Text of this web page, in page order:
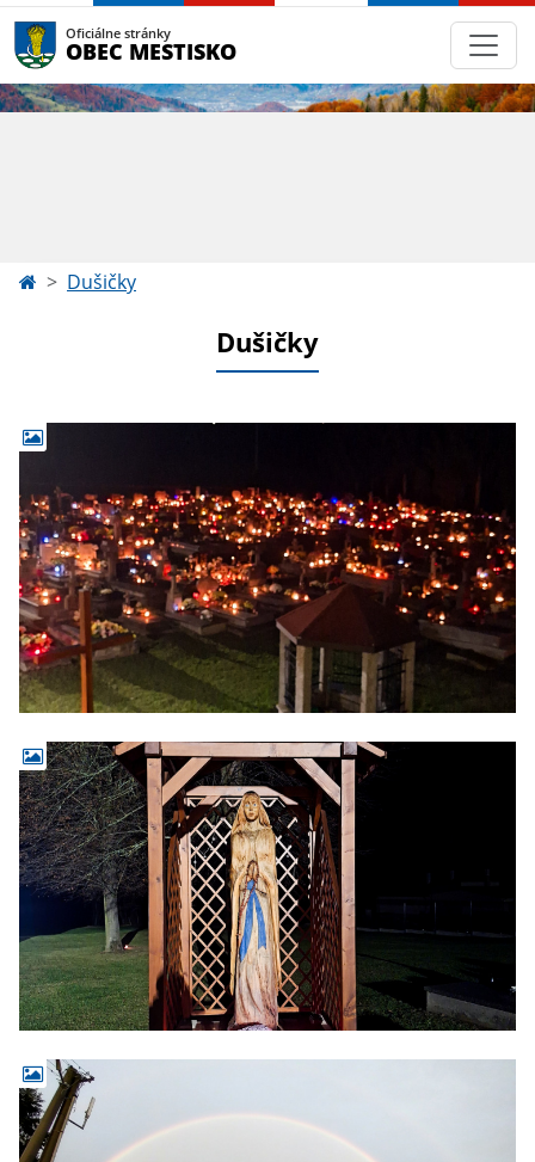
Oficiálne stránky
OBEC MESTISKO
Dušičky
Dušičky